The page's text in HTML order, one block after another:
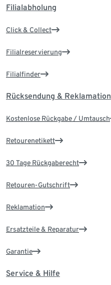
Filialabholung
Click & Collect
Filialreservierung
Filialfinder
Rücksendung & Reklamation
Kostenlose Rückgabe / Umtausch
Retourenetikett
30 Tage Rückgaberecht
Retouren-Gutschrift
Reklamation
Ersatzteile & Reparatur
Garantie
Service & Hilfe